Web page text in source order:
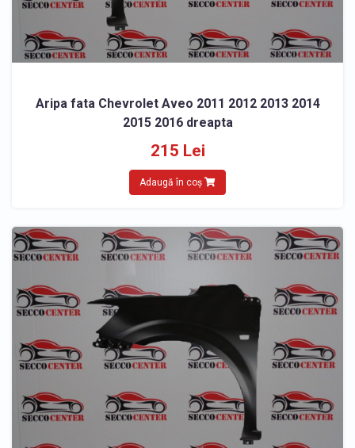
Aripa fata Chevrolet Aveo 2011 2012 2013 2014
2015 2016 dreapta
215 Lei
Adaugă în coș